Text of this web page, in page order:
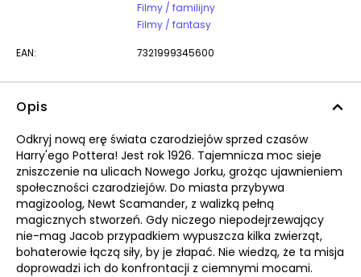
Filmy / familijny
Filmy / fantasy
EAN: 7321999345600
Opis
Odkryj nową erę świata czarodziejów sprzed czasów
Harry'ego Pottera! Jest rok 1926. Tajemnicza moc sieje
zniszczenie na ulicach Nowego Jorku, grożąc ujawnieniem
społeczności czarodziejów. Do miasta przybywa
magizoolog, Newt Scamander, z walizką pełną
magicznych stworzeń. Gdy niczego niepodejrzewający
nie-mag Jacob przypadkiem wypuszcza kilka zwierząt,
bohaterowie łączą siły, by je złapać. Nie wiedzą, że ta misja
doprowadzi ich do konfrontacji z ciemnymi mocami.